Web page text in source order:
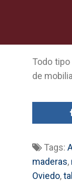
Escaleras
Sistemas
Todo
de
Tags:
maderas,
Oviedo,